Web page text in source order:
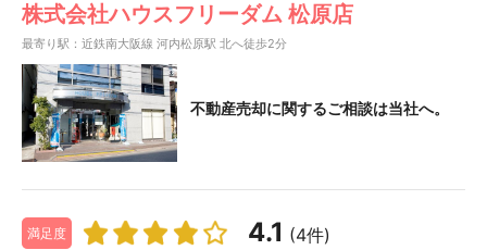
株式会社ハウスフリーダム 松原店
最寄り駅：近鉄南大阪線 河内松原駅 北へ徒歩2分
不動産売却に関するご相談は当社へ。
満足度 4.1 (4件)